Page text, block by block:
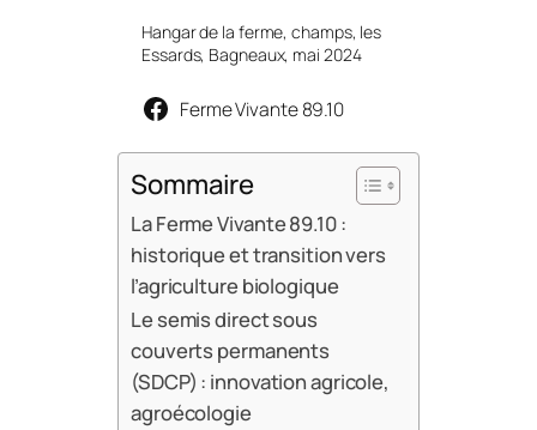
Hangar de la ferme, champs, les
Essards, Bagneaux, mai 2024
Ferme Vivante 89.10
Sommaire
La Ferme Vivante 89.10 :
historique et transition vers
l’agriculture biologique
Le semis direct sous
couverts permanents
(SDCP) : innovation agricole,
agroécologie